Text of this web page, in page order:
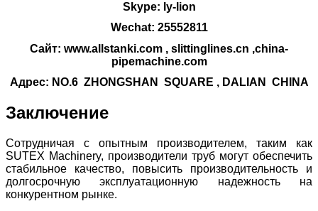
Skype: ly-lion
Wechat: 25552811
Сайт: www.allstanki.com , slittinglines.cn ,china-
pipemachine.com
Адрес: NO.6 ZHONGSHAN SQUARE , DALIAN CHINA
Заключение
Сотрудничая с опытным производителем, таким как
SUTEX Machinery, производители труб могут обеспечить
стабильное качество, повысить производительность и
долгосрочную эксплуатационную надежность на
конкурентном рынке.